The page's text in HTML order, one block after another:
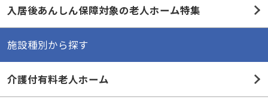
入居後あんしん保障対象の老人ホーム特集
施設種別から探す
介護付有料老人ホーム